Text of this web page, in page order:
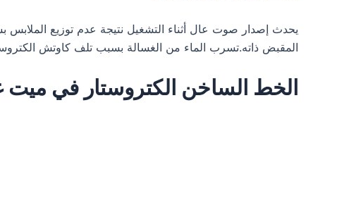
يحدث إصدار صوت عال أثناء التشغيل نتيجة عدم توزيع
المقبض ذاته.تسرب الماء من الغسالة بسبب تلف كاوتش
الخط الساخن الكتروستار في ميت